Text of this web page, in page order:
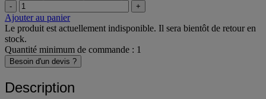
- +
Ajouter au panier
Le produit est actuellement indisponible. Il sera bientôt de retour en
stock.
Quantité minimum de commande : 1
Besoin d'un devis ?
Description